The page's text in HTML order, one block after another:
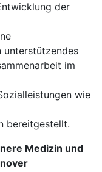
der
unterstützendes
im
wie
bereitgestellt.
Medizin und